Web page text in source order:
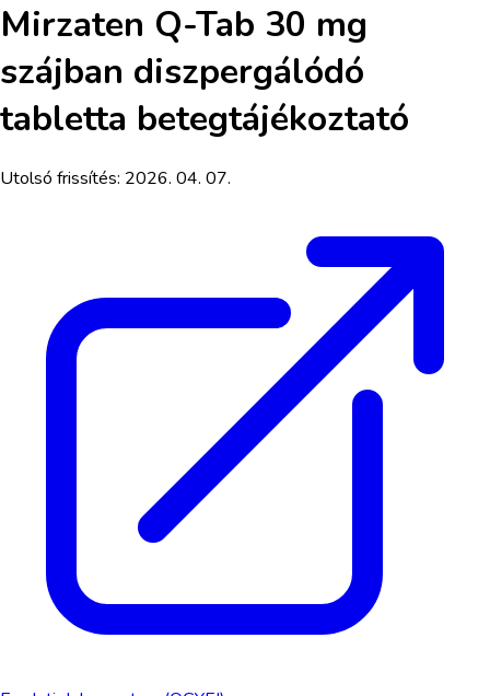
Mirzaten Q-Tab 30 mg
szájban diszpergálódó
tabletta betegtájékoztató
Utolsó frissítés: 2026. 04. 07.